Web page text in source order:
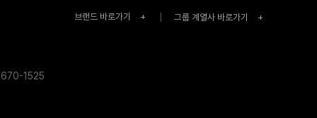
브랜드 바로가기 + 그룹 계열사 바로가기 +
1525